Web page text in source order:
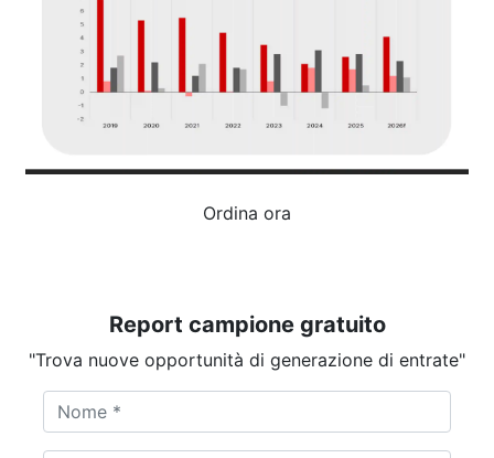
Ordina ora
Report campione gratuito
"Trova nuove opportunità di generazione di entrate"